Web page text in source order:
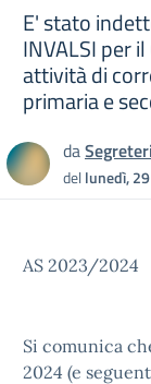
E' stato
INVALSI per
attività di
primaria e
da
dellunedì,
AS 2023/2024
Si comunica
2024 (e